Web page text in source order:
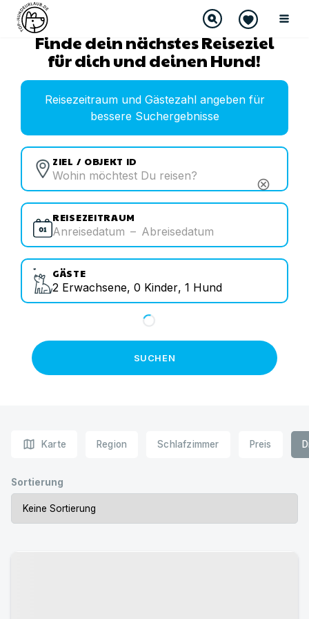
Finde dein nächstes Reiseziel
für dich und deinen Hund!
Reisezeitraum und Gästezahl angeben für
bessere Suchergebnisse
ZIEL / OBJEKT ID
cancel
REISEZEITRAUM
Anreisedatum – Abreisedatum
GÄSTE
2 Erwachsene, 0 Kinder, 1 Hund
SUCHEN
map Karte Region Schlafzimmer Preis
Sortierung